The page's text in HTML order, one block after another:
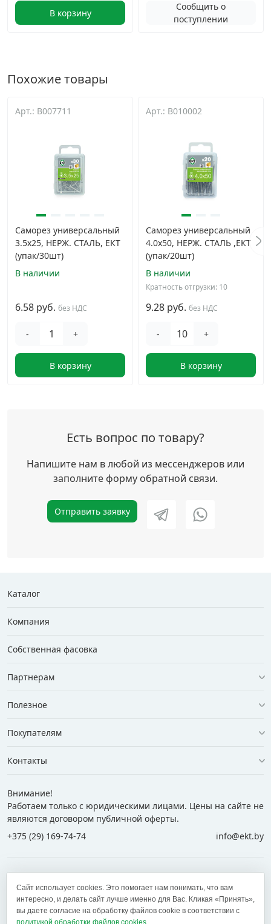
В корзину
Сообщить о
поступлении
Похожие товары
Арт.: B007711
Саморез универсальный
3.5х25, НЕРЖ. СТАЛЬ, ЕКТ
(упак/30шт)
В наличии
6.58 руб. без НДС
- +
В корзину
Арт.: B010002
Саморез универсальный
4.0х50, НЕРЖ. СТАЛЬ ,ЕКТ
(упак/20шт)
В наличии
Кратность отгрузки: 10
9.28 руб. без НДС
- +
В корзину
Есть вопрос по товару?
Напишите нам в любой из мессенджеров или
заполните форму обратной связи.
Отправить заявку
Каталог
Компания
Собственная фасовка
Партнерам
Полезное
Покупателям
Контакты
Внимание!
Работаем только с юридическими лицами. Цены на сайте не
являются договором публичной оферты.
+375 (29) 169-74-74
info@ekt.by
+375 (17) 269-74-74
zakaz@ekt.by
Сайт использует cookies. Это помогает нам понимать, что вам
интересно, и делать сайт лучше именно для Вас. Кликая «Принять»,
вы даете согласие на обработку файлов cookie в соответствии с
политикой обработки файлов cookies.